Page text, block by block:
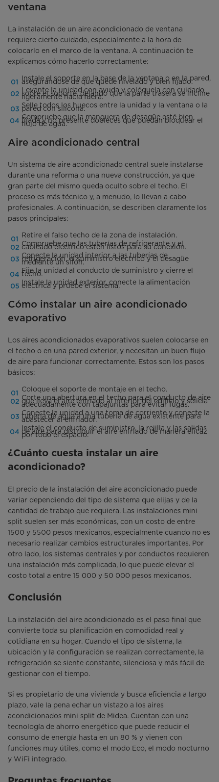
ventana
La instalación de un aire acondicionado de ventana
requiere cierto cuidado, especialmente a la hora de
colocarlo en el marco de la ventana. A continuación te
explicamos cómo hacerlo correctamente:
Instale el soporte en la base de la ventana o en la pared,
asegurándose de que quede nivelado y bien fijado.
Levante la unidad con ayuda y colóquela con cuidado
sobre el soporte, dejando que la parte trasera se incline
ligeramente hacia fuera.
Selle todos los huecos entre la unidad y la ventana o la
pared con silicona.
Compruebe que la manguera de desagüe esté bien
fijada y no presente dobleces que puedan bloquear el
flujo de agua.
Aire acondicionado central
Un sistema de aire acondicionado central suele instalarse
durante una reforma o una nueva construcción, ya que
gran parte del mismo queda oculto sobre el techo. El
proceso es más técnico y, a menudo, lo llevan a cabo
profesionales. A continuación, se describen claramente los
pasos principales:
Retire el falso techo de la zona de instalación.
Compruebe que las tuberías de refrigerante y el
cableado eléctrico estén listos para su conexión.
Conecte la unidad interior a las tuberías de
refrigeración, el suministro eléctrico y el desagüe
mediante un sifón.
Fije la unidad al conducto de suministro y cierre el
techo.
Instale la unidad exterior, conecte la alimentación
eléctrica y pruebe el sistema.
Cómo instalar un aire acondicionado
evaporativo
Los aires acondicionados evaporativos suelen colocarse en
el techo o en una pared exterior, y necesitan un buen flujo
de aire para funcionar correctamente. Estos son los pasos
básicos:
Coloque el soporte de montaje en el techo.
Corte una abertura en el techo para el conducto de aire
que lleva el aire enfriado al interior del edificio y séllela
adecuadamente con tapajuntas para evitar fugas.
Conecte la unidad a una toma de corriente y conecte la
tubería de agua a una tubería de agua existente para
abastecer al enfriador.
Instale el conducto de suministro, la rejilla y las salidas
de aire para distribuir el aire enfriado de manera eficaz
por todo el espacio.
¿Cuánto cuesta instalar un aire
acondicionado?
El precio de la instalación del aire acondicionado puede
variar dependiendo del tipo de sistema que elijas y de la
cantidad de trabajo que requiera. Las instalaciones mini
split suelen ser más económicas, con un costo de entre
1500 y 5500 pesos mexicanos, especialmente cuando no es
necesario realizar cambios estructurales importantes. Por
otro lado, los sistemas centrales y por conductos requieren
una instalación más complicada, lo que puede elevar el
costo total a entre 15 000 y 50 000 pesos mexicanos.
Conclusión
La instalación del aire acondicionado es el paso final que
convierte toda su planificación en comodidad real y
cotidiana en su hogar. Cuando el tipo de sistema, la
ubicación y la configuración se realizan correctamente, la
refrigeración se siente constante, silenciosa y más fácil de
gestionar con el tiempo.
Si es propietario de una vivienda y busca eficiencia a largo
plazo, vale la pena echar un vistazo a los aires
acondicionados mini split de Midea. Cuentan con una
tecnología de ahorro energético que puede reducir el
consumo de energía hasta en un 80 % y vienen con
funciones muy útiles, como el modo Eco, el modo nocturno
y WiFi integrado.